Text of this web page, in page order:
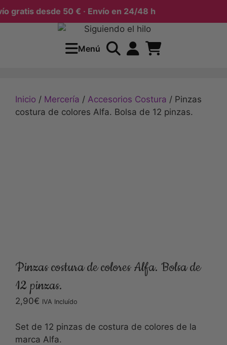
gratis desde 50 € · Envío en 24/48 h
Menú
Inicio / Mercería / Accesorios Costura / Pinzas
costura de colores Alfa. Bolsa de 12 pinzas.
Pinzas costura de colores Alfa. Bolsa de
12 pinzas.
2,90€ IVA Incluído
Set de 12 pinzas de costura de colores de la
marca Alfa.